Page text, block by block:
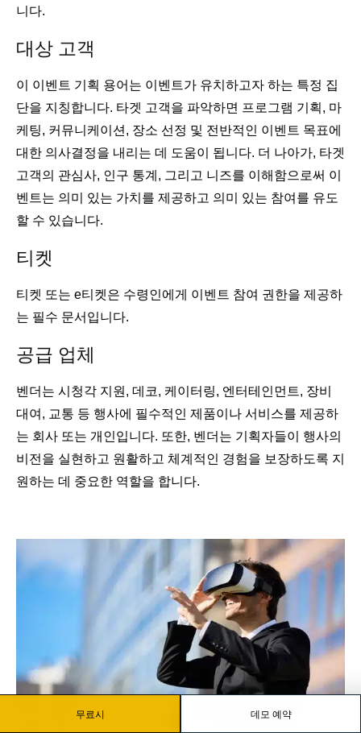
무료시 데모 예약
니다.
대상 고객
이 이벤트 기획 용어는 이벤트가 유치하고자 하는 특정 집
단을 지칭합니다. 타겟 고객을 파악하면 프로그램 기획, 마
케팅, 커뮤니케이션, 장소 선정 및 전반적인 이벤트 목표에
대한 의사결정을 내리는 데 도움이 됩니다. 더 나아가, 타겟
고객의 관심사, 인구 통계, 그리고 니즈를 이해함으로써 이
벤트는 의미 있는 가치를 제공하고 의미 있는 참여를 유도
할 수 있습니다.
티켓
티켓 또는 e티켓은 수령인에게 이벤트 참여 권한을 제공하
는 필수 문서입니다.
공급 업체
벤더는 시청각 지원, 데코, 케이터링, 엔터테인먼트, 장비
대여, 교통 등 행사에 필수적인 제품이나 서비스를 제공하
는 회사 또는 개인입니다. 또한, 벤더는 기획자들이 행사의
비전을 실현하고 원활하고 체계적인 경험을 보장하도록 지
원하는 데 중요한 역할을 합니다.